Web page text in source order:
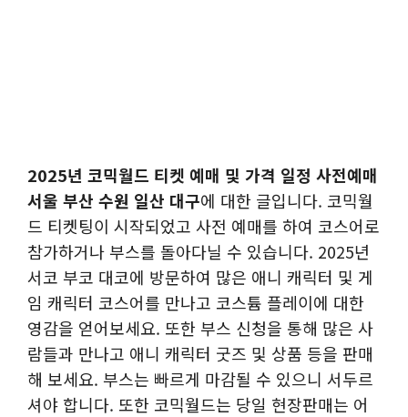
2025년 코믹월드 티켓 예매 및 가격 일정 사전예매
서울 부산 수원 일산 대구에 대한 글입니다. 코믹월
드 티켓팅이 시작되었고 사전 예매를 하여 코스어로
참가하거나 부스를 돌아다닐 수 있습니다. 2025년
서코 부코 대코에 방문하여 많은 애니 캐릭터 및 게
임 캐릭터 코스어를 만나고 코스튬 플레이에 대한
영감을 얻어보세요. 또한 부스 신청을 통해 많은 사
람들과 만나고 애니 캐릭터 굿즈 및 상품 등을 판매
해 보세요. 부스는 빠르게 마감될 수 있으니 서두르
셔야 합니다. 또한 코믹월드는 당일 현장판매는 어